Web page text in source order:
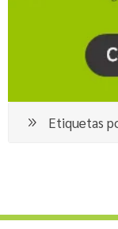
Etiquetas